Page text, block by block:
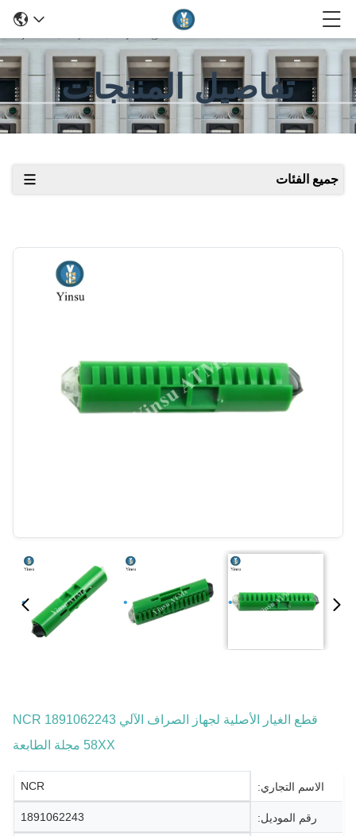
تفاصيل المنتجات
جميع الفئات
قطع الغيار الأصلية لجهاز الصراف الآلي 1891062243 NCR
58XX مجلة الطابعة
الاسم التجاري: NCR
رقم الموديل: 1891062243